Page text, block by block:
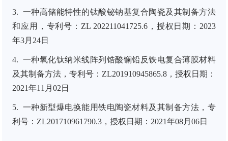
3. 一种高储能特性的钛酸铋钠基复合陶瓷及其制备方法
和应用，专利号：ZL 202211041725.6，授权日期：2023
年3月24日
4. 一种氧化钛纳米线阵列锆酸镧铅反铁电复合薄膜材料
及其制备方法，专利号：ZL201910945865.8，授权日期：
2021年11月02日
5. 一种新型爆电换能用铁电陶瓷材料及其制备方法，专
利号：ZL201710961790.3，授权日期：2021年08月06日